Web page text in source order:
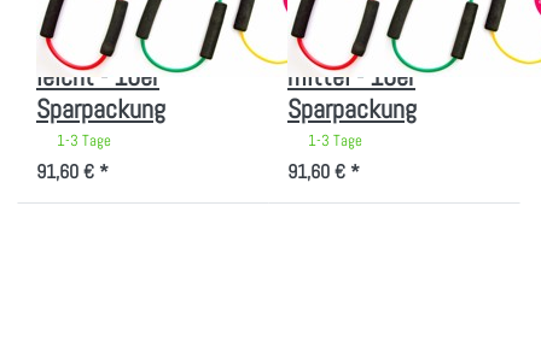
JKF FITNESS WINTER SALE
Fitness Ring, gelb =
leicht - 10er
Sparpackung
1-3 Tage
91,60 € *
JKF FITNESS WINTER SALE
Fitness Ring, grün =
mittel - 10er
Sparpackung
1-3 Tage
91,60 € *